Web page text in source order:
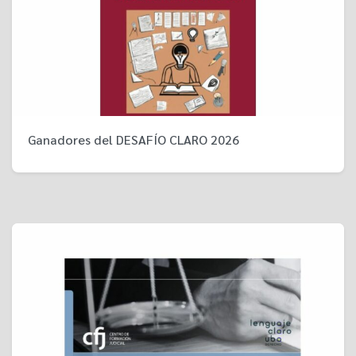
Ganadores del DESAFÍO CLARO 2026